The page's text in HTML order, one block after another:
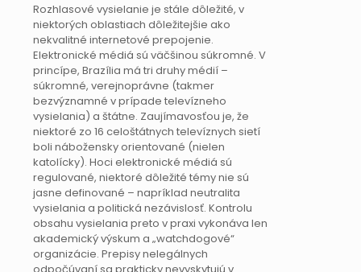
Rozhlasové vysielanie je stále dôležité, v
niektorých oblastiach dôležitejšie ako
nekvalitné internetové prepojenie.
Elektronické médiá sú väčšinou súkromné. V
princípe, Brazília má tri druhy médií –
súkromné, verejnoprávne (takmer
bezvýznamné v prípade televízneho
vysielania) a štátne. Zaujímavosťou je, že
niektoré zo 16 celoštátnych televíznych sietí
boli nábožensky orientované (nielen
katolícky). Hoci elektronické médiá sú
regulované, niektoré dôležité témy nie sú
jasne definované – napríklad neutralita
vysielania a politická nezávislosť. Kontrolu
obsahu vysielania preto v praxi vykonáva len
akademický výskum a „watchdogové“
organizácie. Prepisy nelegálnych
odpočúvaní sa prakticky nevyskytujú v